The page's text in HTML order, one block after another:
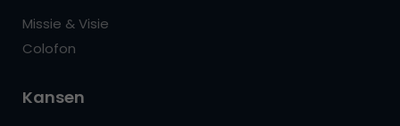
Missie & Visie
Colofon
Kansen